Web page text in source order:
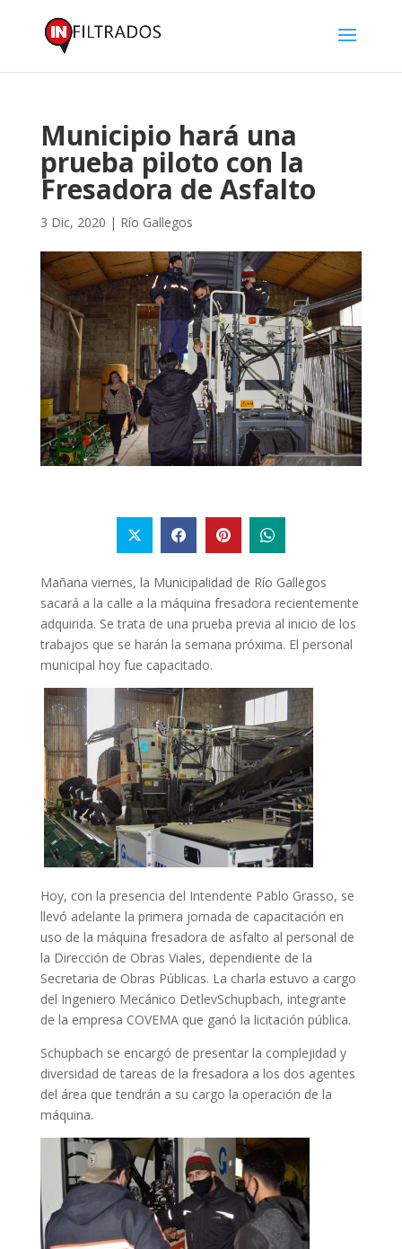
Municipio hará una
prueba piloto con la
Fresadora de Asfalto
3 Dic, 2020 | Río Gallegos
Mañana viernes, la Municipalidad de Río Gallegos
sacará a la calle a la máquina fresadora recientemente
adquirida. Se trata de una prueba previa al inicio de los
trabajos que se harán la semana próxima. El personal
municipal hoy fue capacitado.
Hoy, con la presencia del Intendente Pablo Grasso, se
llevó adelante la primera jornada de capacitación en
uso de la máquina fresadora de asfalto al personal de
la Dirección de Obras Viales, dependiente de la
Secretaria de Obras Públicas. La charla estuvo a cargo
del Ingeniero Mecánico DetlevSchupbach, integrante
de la empresa COVEMA que ganó la licitación pública.
Schupbach se encargó de presentar la complejidad y
diversidad de tareas de la fresadora a los dos agentes
del área que tendrán a su cargo la operación de la
máquina.